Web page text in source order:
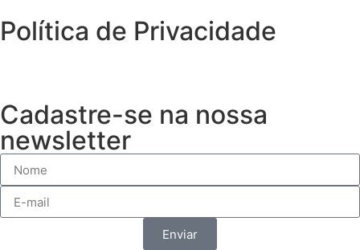
Política de Privacidade
Cadastre-se na nossa
newsletter
Enviar